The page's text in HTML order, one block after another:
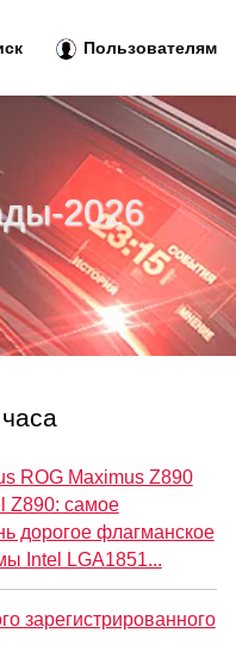
2026
ROG Maximus Z890
Z890: самое
дорогое флагманское
Intel LGA1851...
зарегистрированного
Пользователям